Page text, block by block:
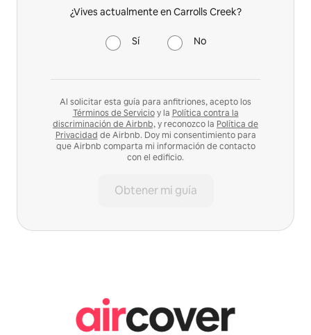
¿Vives actualmente en Carrolls Creek?
Sí No
Al solicitar esta guía para anfitriones, acepto los
Términos de Servicioy la Política contra la
discriminación de Airbnb,y reconozco la Política de
Privacidad de Airbnb. Doy mi consentimiento para
que Airbnb comparta mi información de contacto
con el edificio.
Obtener mi guía